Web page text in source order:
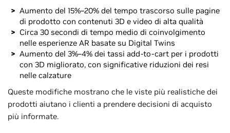
Aumento del 15%–20% del tempo trascorso sulle pagine
di prodotto con contenuti 3D e video di alta qualità
Circa 30 secondi di tempo medio di coinvolgimento
nelle esperienze AR basate su Digital Twins
Aumento del 3%–4% dei tassi add-to-cart per i prodotti
con 3D migliorato, con significative riduzioni dei resi
nelle calzature
Queste modifiche mostrano che le viste più realistiche dei
prodotti aiutano i clienti a prendere decisioni di acquisto
più informate.